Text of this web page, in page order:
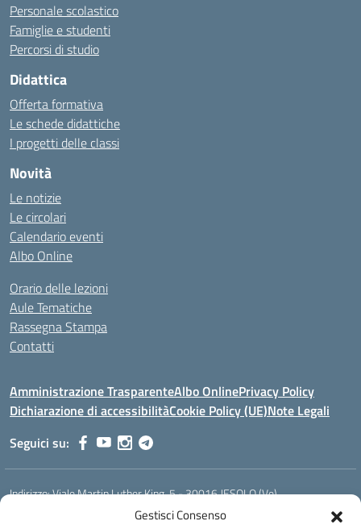
Gestisci Consenso
Personale scolastico
Famiglie e studenti
Percorsi di studio
Didattica
Offerta formativa
Le schede didattiche
I progetti delle classi
Novità
Le notizie
Le circolari
Calendario eventi
Albo Online
Orario delle lezioni
Aule Tematiche
Rassegna Stampa
Contatti
Amministrazione TrasparenteAlbo OnlinePrivacy Policy
Dichiarazione di accessibilitàCookie Policy (UE)Note Legali
Seguici su:
Indirizzo:Viale Martin Luther King, 5 - 30016 JESOLO (Ve)
Email:verh020008@istruzione.it